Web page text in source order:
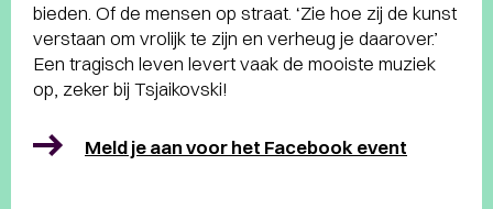
bieden. Of de mensen op straat. ‘Zie hoe zij de kunst
verstaan om vrolijk te zijn en verheug je daarover.’
Een tragisch leven levert vaak de mooiste muziek
op, zeker bij Tsjaikovski!
Meld je aan voor het Facebook event